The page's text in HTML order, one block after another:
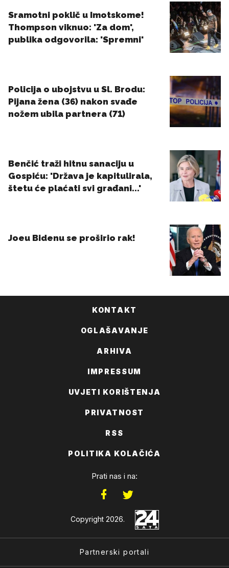
KONTAKT
OGLAŠAVANJE
ARHIVA
IMPRESSUM
UVJETI KORIŠTENJA
PRIVATNOST
RSS
POLITIKA KOLAČIĆA
Prati nas i na:
Copyright 2026.
Partnerski portali